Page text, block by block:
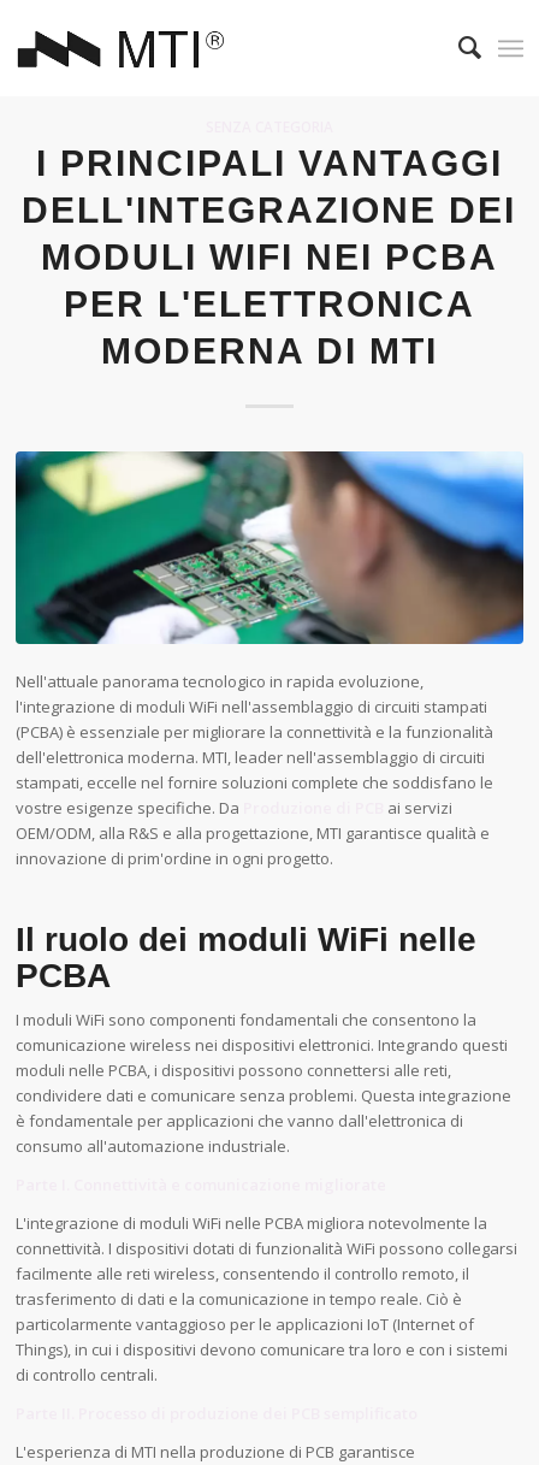
I PRINCIPALI VANTAGGI
DELL'INTEGRAZIONE DEI
MODULI WIFI NEI PCBA
PER L'ELETTRONICA
MODERNA DI MTI
Nell'attuale panorama tecnologico in rapida evoluzione,
l'integrazione di moduli WiFi nell'assemblaggio di circuiti stampati
(PCBA) è essenziale per migliorare la connettività e la funzionalità
dell'elettronica moderna. MTI, leader nell'assemblaggio di circuiti
stampati, eccelle nel fornire soluzioni complete che soddisfano le
vostre esigenze specifiche. Da
ai servizi
OEM/ODM, alla R&S e alla progettazione, MTI garantisce qualità e
innovazione di prim'ordine in ogni progetto.
Il ruolo dei moduli WiFi nelle
PCBA
I moduli WiFi sono componenti fondamentali che consentono la
comunicazione wireless nei dispositivi elettronici. Integrando questi
moduli nelle PCBA, i dispositivi possono connettersi alle reti,
condividere dati e comunicare senza problemi. Questa integrazione
è fondamentale per applicazioni che vanno dall'elettronica di
consumo all'automazione industriale.
L'integrazione di moduli WiFi nelle PCBA migliora notevolmente la
connettività. I dispositivi dotati di funzionalità WiFi possono collegarsi
facilmente alle reti wireless, consentendo il controllo remoto, il
trasferimento di dati e la comunicazione in tempo reale. Ciò è
particolarmente vantaggioso per le applicazioni IoT (Internet of
Things), in cui i dispositivi devono comunicare tra loro e con i sistemi
di controllo centrali.
L'esperienza di MTI nella produzione di PCB garantisce